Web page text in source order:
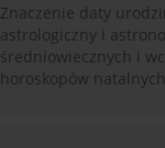
Znaczenie daty
astrologiczny i
średniowiecznych i
horoskopów natalnych